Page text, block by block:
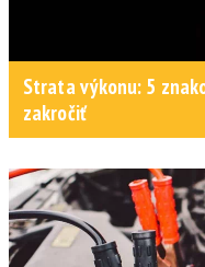
Strata výkonu: 5
zakročiť